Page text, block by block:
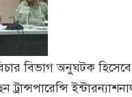
বিচার বিভাগ অনুঘটক
ট্রান্সপারেন্সি